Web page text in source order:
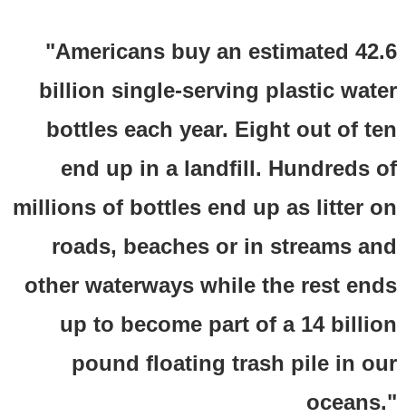
"Americans buy an estimated 42.6
billion single-serving plastic water
bottles each year. Eight out of ten
end up in a landfill. Hundreds of
millions of bottles end up as litter on
roads, beaches or in streams and
other waterways while the rest ends
up to become part of a 14 billion
pound floating trash pile in our
oceans."